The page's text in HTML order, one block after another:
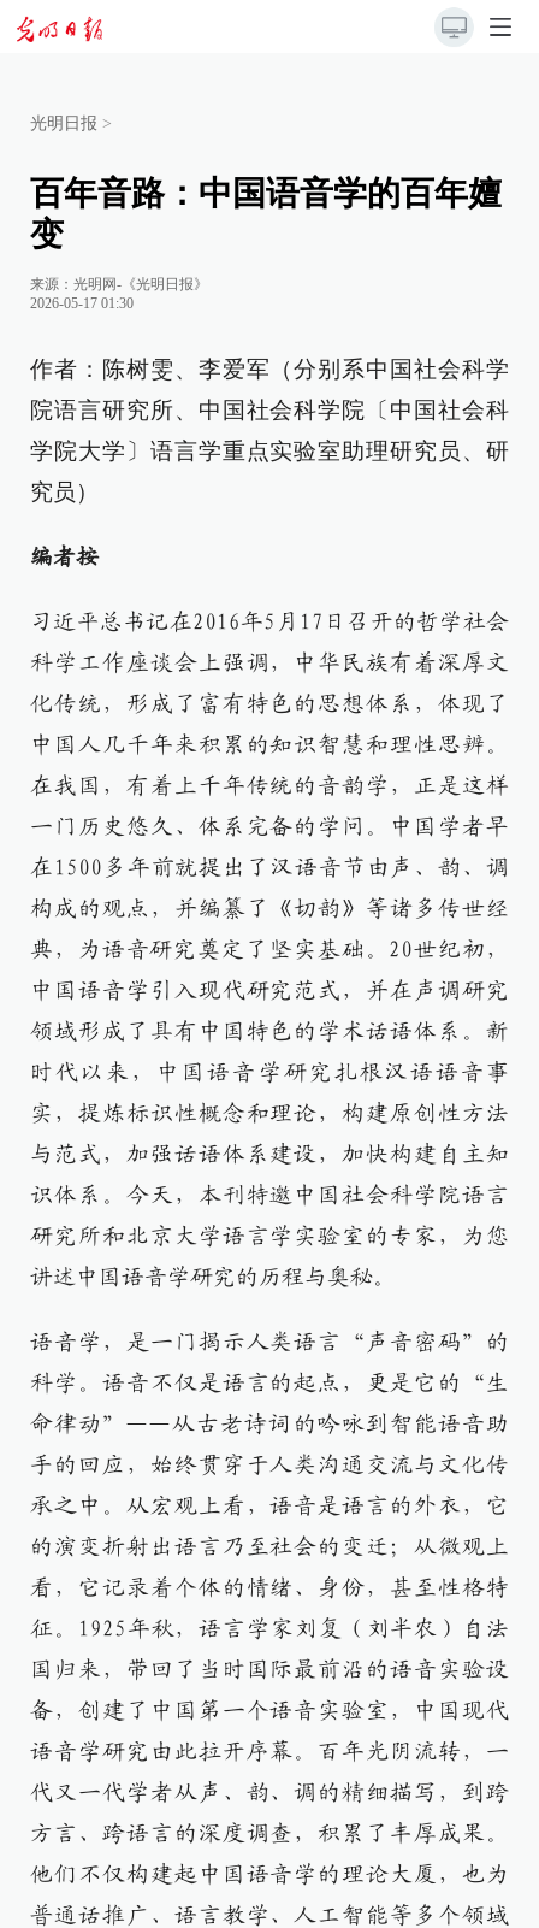
光明日报 >
百年音路：中国语音学的百年嬗
变
来源： 光明网-《光明日报》
2026-05-17 01:30
作者：陈树雯、李爱军（分别系中国社会科学
院语言研究所、中国社会科学院〔中国社会科
学院大学〕语言学重点实验室助理研究员、研
究员）
编者按
习近平总书记在2016年5月17日召开的哲学社会
科学工作座谈会上强调，中华民族有着深厚文
化传统，形成了富有特色的思想体系，体现了
中国人几千年来积累的知识智慧和理性思辨。
在我国，有着上千年传统的音韵学，正是这样
一门历史悠久、体系完备的学问。中国学者早
在1500多年前就提出了汉语音节由声、韵、调
构成的观点，并编纂了《切韵》等诸多传世经
典，为语音研究奠定了坚实基础。20世纪初，
中国语音学引入现代研究范式，并在声调研究
领域形成了具有中国特色的学术话语体系。新
时代以来，中国语音学研究扎根汉语语音事
实，提炼标识性概念和理论，构建原创性方法
与范式，加强话语体系建设，加快构建自主知
识体系。今天，本刊特邀中国社会科学院语言
研究所和北京大学语言学实验室的专家，为您
讲述中国语音学研究的历程与奥秘。
语音学，是一门揭示人类语言“声音密码”的
科学。语音不仅是语言的起点，更是它的“生
命律动”——从古老诗词的吟咏到智能语音助
手的回应，始终贯穿于人类沟通交流与文化传
承之中。从宏观上看，语音是语言的外衣，它
的演变折射出语言乃至社会的变迁；从微观上
看，它记录着个体的情绪、身份，甚至性格特
征。1925年秋，语言学家刘复（刘半农）自法
国归来，带回了当时国际最前沿的语音实验设
备，创建了中国第一个语音实验室，中国现代
语音学研究由此拉开序幕。百年光阴流转，一
代又一代学者从声、韵、调的精细描写，到跨
方言、跨语言的深度调查，积累了丰厚成果。
他们不仅构建起中国语音学的理论大厦，也为
普通话推广、语言教学、人工智能等多个领域